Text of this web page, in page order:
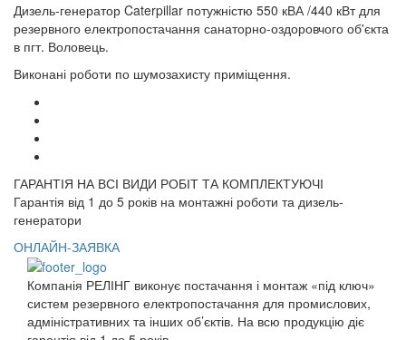
Дизель-генератор Caterpillar потужністю 550 кВА /440 кВт для
резервного електропостачання санаторно-оздоровчого об'єкта
в пгт. Воловець.
Виконані роботи по шумозахисту приміщення.
ГАРАНТІЯ НА ВСІ ВИДИ РОБІТ ТА КОМПЛЕКТУЮЧІ
Гарантія від 1 до 5 років на монтажні роботи та дизель-
генератори
ОНЛАЙН-ЗАЯВКА
Компанія РЕЛІНГ виконує постачання і монтаж «під ключ»
систем резервного електропостачання для промислових,
адміністративних та інших об’єктів. На всю продукцію діє